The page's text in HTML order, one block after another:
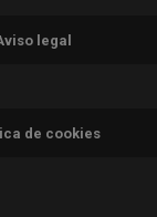
nueva)
legal
de cookies